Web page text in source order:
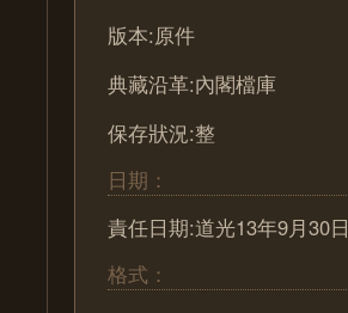
版本:原件
典藏沿革:內閣檔庫
保存狀況:整
日期：
責任日期:道光13年9月30日
格式：